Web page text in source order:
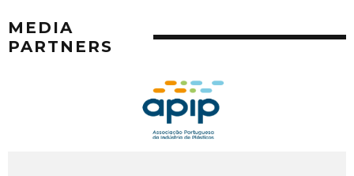
MEDIA
PARTNERS